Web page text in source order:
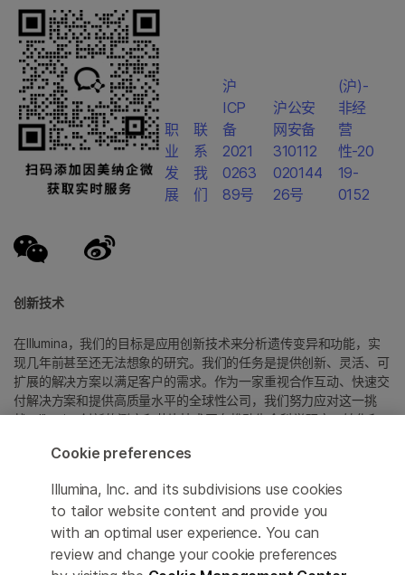
创新技术
在Illumina，我们的目标是应用创新技术来分析遗传变异和功能，实
现几年前甚至还无法想象的研究。我们的任务是提供创新、灵活、可
扩展的解决方案以满足客户的需求。作为一家重视合作互动、快速交
付解决方案和提供高质量水平的全球性公司，我们努力应对这一挑
战。Illumina创新的测序和芯片技术正在推动生命科学研究、转化和
具体商标信息，请参见
www.illumina.com.cn/company/legal.html。
Cookie Management Center
职
业
发
展
联
系
我
们
沪
ICP
备
2021
0263
89号
沪公安
网安备
310112
020144
26号
(沪)-
非经
营
性-20
19-
0152
Cookie preferences
Illumina, Inc. and its subdivisions use cookies
to tailor website content and provide you
with an optimal user experience. You can
review and change your cookie preferences